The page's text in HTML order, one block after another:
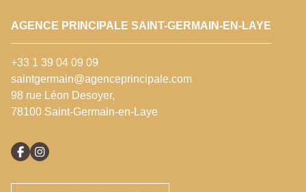
AGENCE PRINCIPALE SAINT-GERMAIN-EN-LAYE
+33 1 39 04 09 09
saintgermain@agenceprincipale.com
98 rue Léon Desoyer,
78100 Saint-Germain-en-Laye